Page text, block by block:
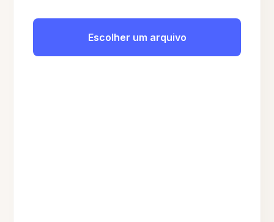
Escolher um arquivo